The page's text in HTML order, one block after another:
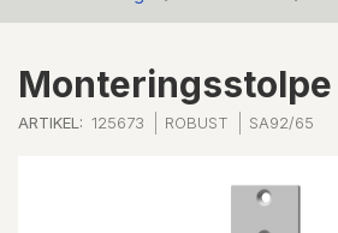
ARTIKEL: 125673 ROBUST SA92/65